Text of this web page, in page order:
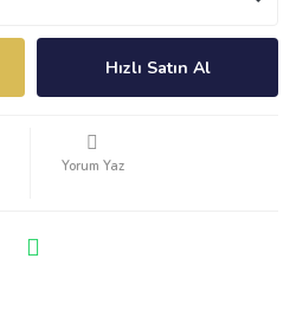
Hızlı Satın Al
Yorum Yaz